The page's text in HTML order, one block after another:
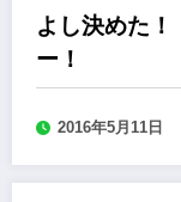
よし決めた
ー！
2016年5月11日